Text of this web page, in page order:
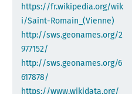
https://fr.wikipedia.org/wik
i/Saint-Romain_(Vienne)
http://sws.geonames.org/2
977152/
http://sws.geonames.org/6
617878/
https://www.wikidata.org/